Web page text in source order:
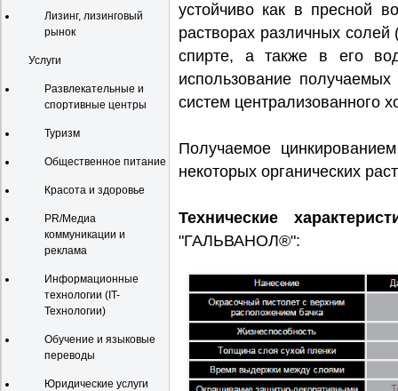
Лизинг, лизинговый
рынок
Услуги
Развлекательные и
спортивные центры
Туризм
Общественное питание
Красота и здоровье
PR/Медиа
коммуникации и
реклама
Информационные
технологии (IT-
Технологии)
Обучение и языковые
переводы
Юридические услуги
устойчиво как в пресной
растворах различных
спирте, а также в его
использование
систем централизованного
Получаемое
некоторых органических
Технические
"ГАЛЬВАНОЛ®":